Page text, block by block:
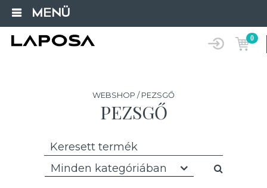
MENÜ
0
WEBSHOP / PEZSGŐ
PEZSGŐ
Minden kategóriában